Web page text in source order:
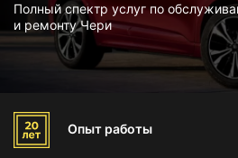
Полный спектр услуг по
и ремонту Чери
Опыт работы